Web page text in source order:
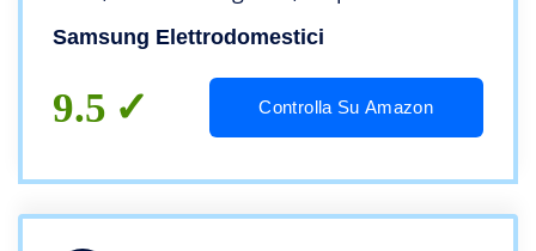
dell’acqua, 634L, 91l x 178h x 72p cm
Samsung Elettrodomestici
9.5 Controlla Su Amazon